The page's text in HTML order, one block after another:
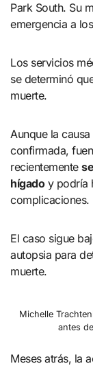
Park South. Su
emergencia a
Los servicios
se determinó
muerte.
Aunque la
confirmada,
recientemente
hígadoy podría
complicaciones.
El caso sigue
autopsia para
muerte.
Michelle
antes
Meses atrás, la